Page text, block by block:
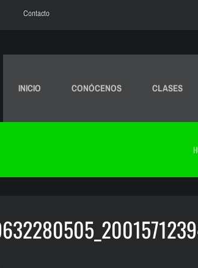
Contacto
INICIO CONÓCENOS CLASES